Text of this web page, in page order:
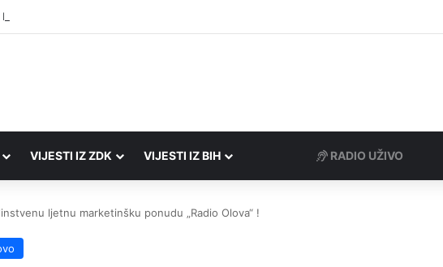
Inspektori Porezne uprave FBiH na području ZDK izvršili 24 inspekcijska nadzora
VIJESTI IZ ZDK VIJESTI IZ BIH RADIO UŽIVO
ljetnu marketinšku ponudu „Radio Olova“ !